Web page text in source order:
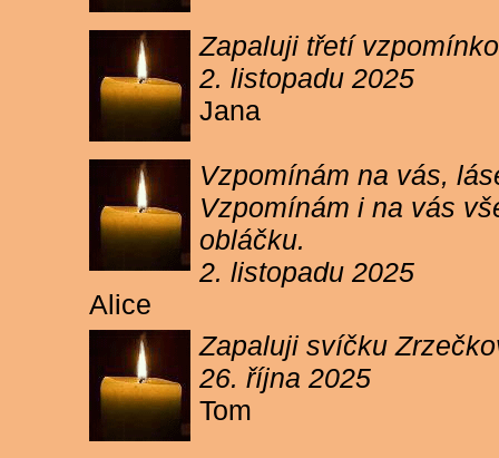
Zapaluji třetí
2. listopadu 2025
Jana
Vzpomínám na vás,
Vzpomínám i na vás
obláčku.
2. listopadu 2025
Alice
Zapaluji svíčku
26. října 2025
Tom